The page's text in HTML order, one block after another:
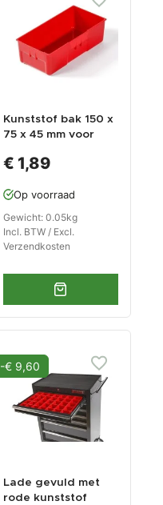
Kunststof bak 150 x
75 x 45 mm voor
n
€ 1,89
Op voorraad
Gewicht: 0.05kg
Incl. BTW / Excl.
Verzendkosten
-€ 9,60
Lade gevuld met
rode kunststof